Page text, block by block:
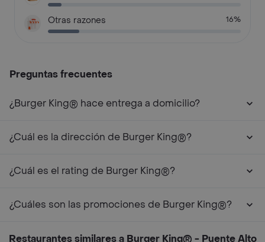
Otras razones 16%
Preguntas frecuentes
¿Burger King® hace entrega a domicilio?
¿Cuál es la dirección de Burger King®?
¿Cuál es el rating de Burger King®?
¿Cuáles son las promociones de Burger King®?
Restaurantes similares a Burger King® - Puente Alto